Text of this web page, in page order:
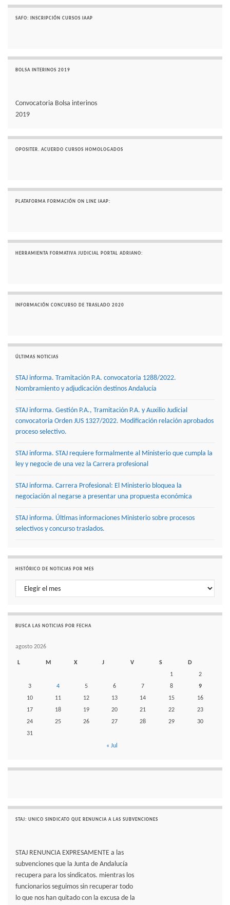
SAFO: INSCRIPCIÓN CURSOS IAAP
BOLSA INTERINOS 2019
Convocatoria Bolsa interinos
2019
OPOSITER. ACUERDO CURSOS HOMOLOGADOS
PLATAFORMA FORMACIÓN ON LINE IAAP:
HERRAMIENTA FORMATIVA JUDICIAL PORTAL ADRIANO:
INFORMACIÓN CONCURSO DE TRASLADO 2020
ÚLTIMAS NOTICIAS
STAJ informa. Tramitación P.A. convocatoria 1288/2022.
Nombramiento y adjudicación destinos Andalucía
STAJ informa. Gestión P.A., Tramitación P.A. y Auxilio Judicial
convocatoria Orden JUS 1327/2022. Modificación relación aprobados
proceso selectivo.
STAJ informa. STAJ requiere formalmente al Ministerio que cumpla la
ley y negocie de una vez la Carrera profesional
STAJ informa. Carrera Profesional: El Ministerio bloquea la
negociación al negarse a presentar una propuesta económica
STAJ informa. Últimas informaciones Ministerio sobre procesos
selectivos y concurso traslados.
HISTÓRICO DE NOTICIAS POR MES
Histórico de noticias por mes
BUSCA LAS NOTICIAS POR FECHA
agosto 2026
L M X J V S
D
1
2
3
4 5 6 7 8
9
10
11 12 13 14 15
16
17
18 19 20 21 22
23
24
25 26 27 28 29
30
31
« Jul
STAJ: UNICO SINDICATO QUE RENUNCIA A LAS SUBVENCIONES
STAJ RENUNCIA EXPRESAMENTE a las
subvenciones que la Junta de Andalucía
recupera para los sindicatos. mientras los
funcionarios seguimos sin recuperar todo
lo que nos han quitado con la excusa de la